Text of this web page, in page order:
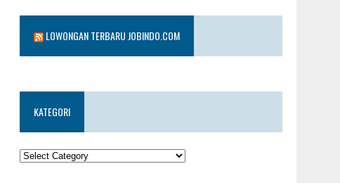
LOWONGAN TERBARU JOBINDO.COM
KATEGORI
KATEGORI